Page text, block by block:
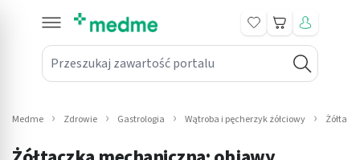
Przeszukaj zawartość portalu
Koszyk
submenu: Leki na receptę
Medme Zdrowie Gastrologia Wątroba i pęcherzyk żółciowy